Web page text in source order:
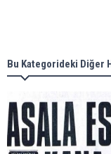
Bu Kategorideki Diğer